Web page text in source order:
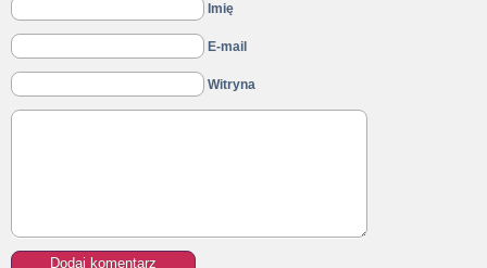
Imię
E-mail
Witryna